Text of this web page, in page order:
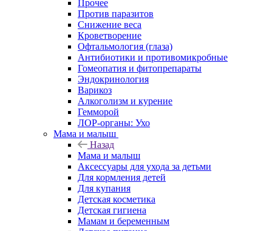
Прочее
Против паразитов
Снижение веса
Кроветворение
Офтальмология (глаза)
Антибиотики и противомикробные
Гомеопатия и фитопрепараты
Эндокринология
Варикоз
Алкоголизм и курение
Гемморой
ЛОР-органы: Ухо
Мама и малыш
Назад
Мама и малыш
Аксессуары для ухода за детьми
Для кормления детей
Для купания
Детская косметика
Детская гигиена
Мамам и беременным